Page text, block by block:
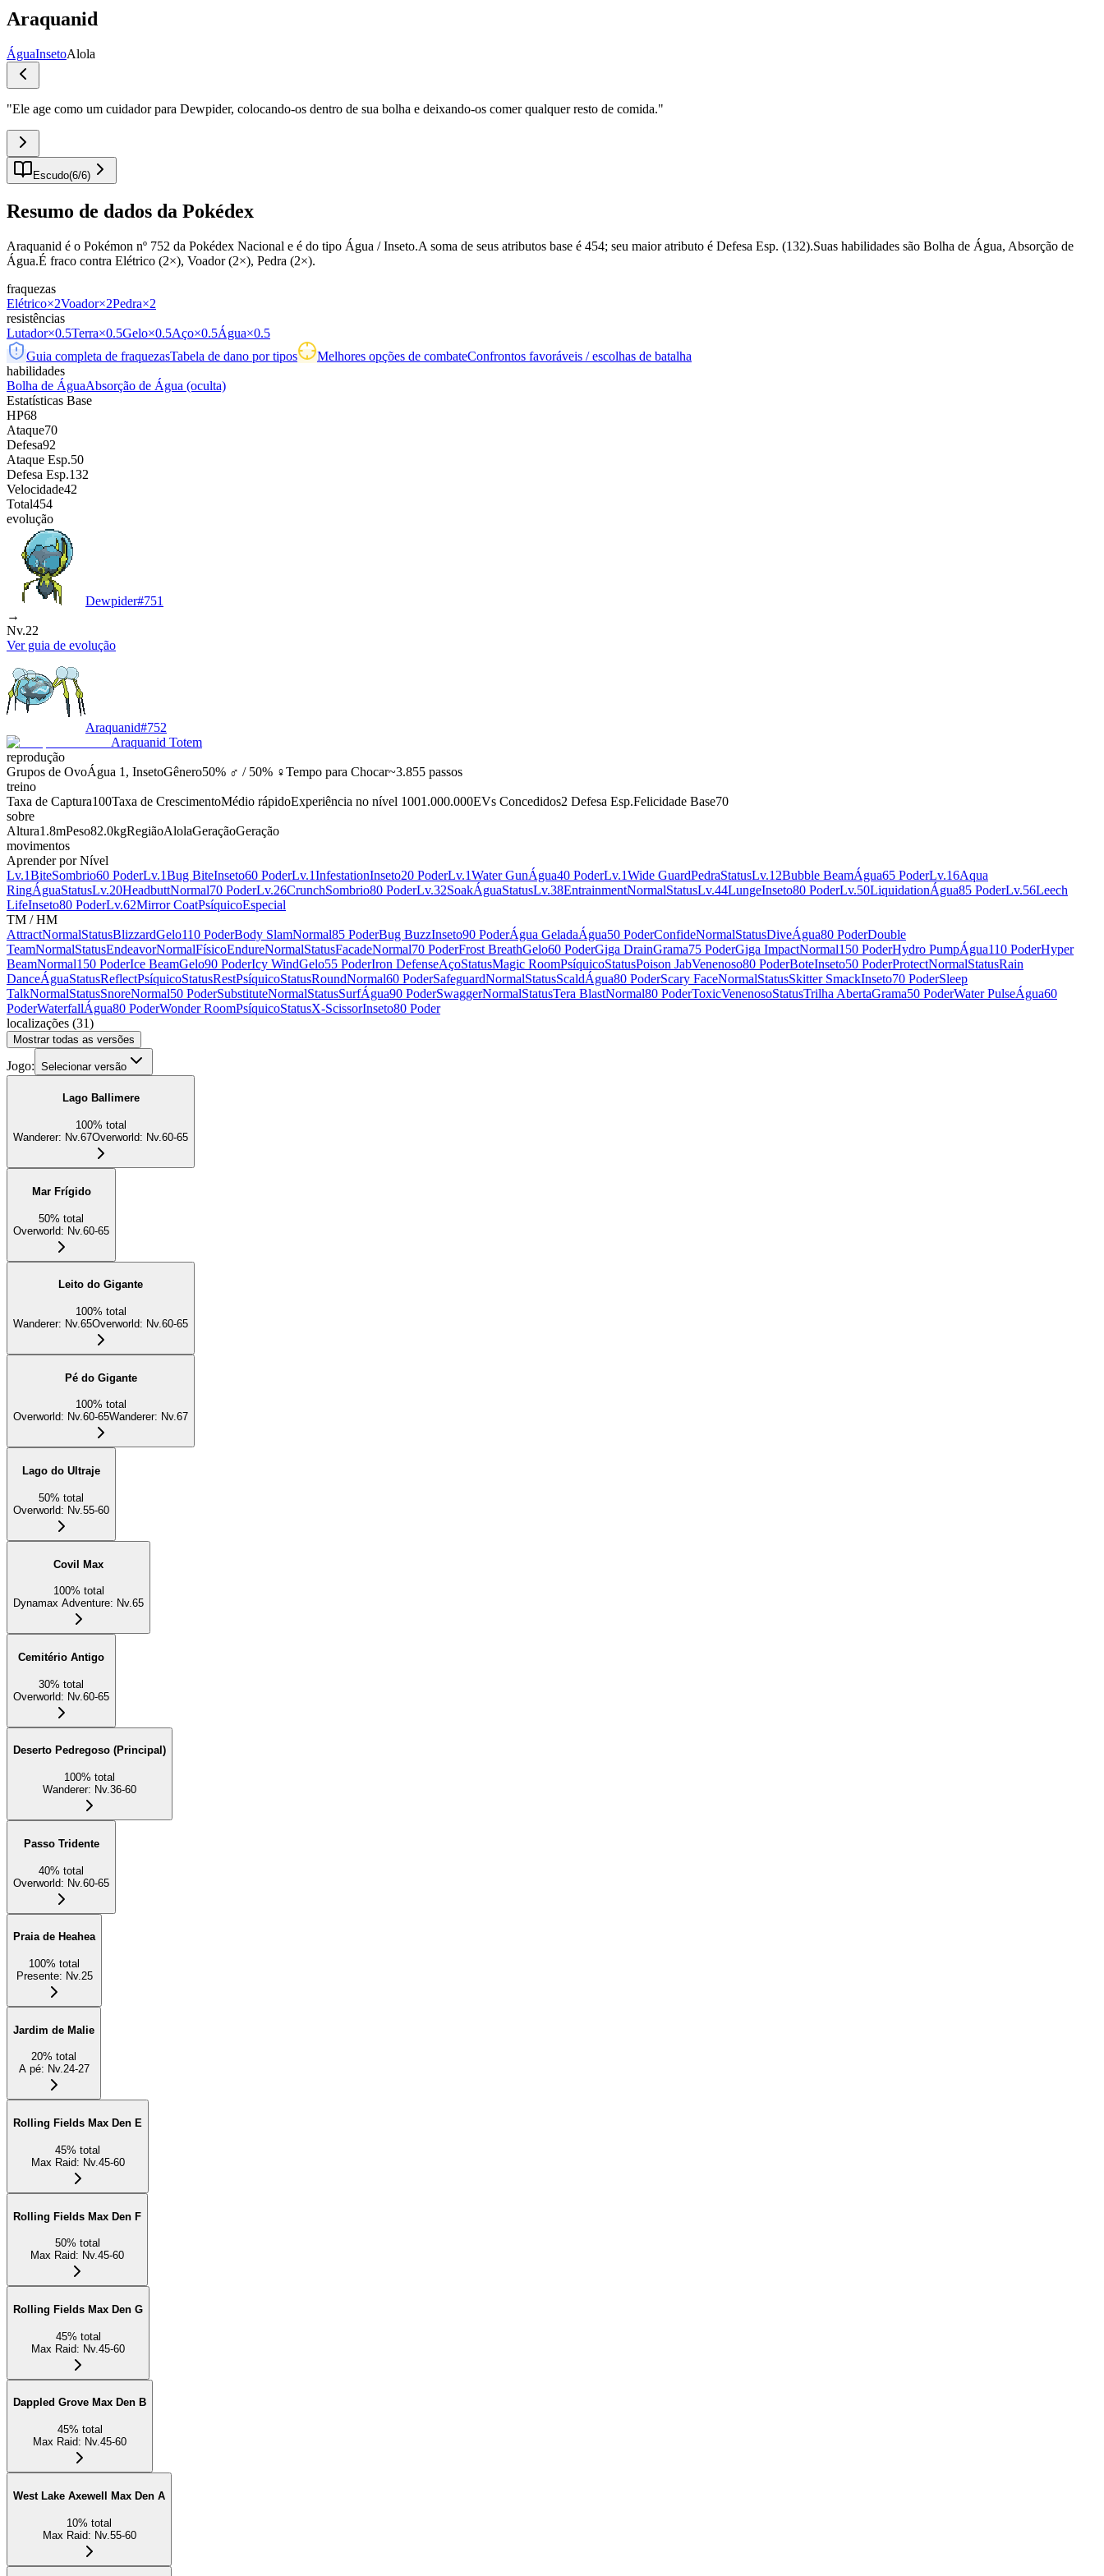
Araquanid
ÁguaInsetoAlola
"Ele age como um cuidador para Dewpider, colocando-os dentro de sua bolha e deixando-os comer qualquer resto de comida."
Escudo(6/6)
Resumo de dados da Pokédex
Araquanid é o Pokémon nº 752 da Pokédex Nacional e é do tipo Água / Inseto.A soma de seus atributos base é 454; seu maior atributo é Defesa Esp. (132).Suas habilidades são Bolha de Água, Absorção de
Água.É fraco contra Elétrico (2×), Voador (2×), Pedra (2×).
fraquezas
Elétrico×2Voador×2Pedra×2
resistências
Lutador×0.5Terra×0.5Gelo×0.5Aço×0.5Água×0.5
Guia completa de fraquezasTabela de dano por tipos Melhores opções de combateConfrontos favoráveis / escolhas de batalha
habilidades
Bolha de ÁguaAbsorção de Água (oculta)
Estatísticas Base
HP68
Ataque70
Defesa92
Ataque Esp.50
Defesa Esp.132
Velocidade42
Total454
evolução
Dewpider#751
→
Nv.22
Ver guia de evolução
Araquanid#752
Araquanid Totem
reprodução
Grupos de OvoÁgua 1, InsetoGênero50% ♂ / 50% ♀Tempo para Chocar~3.855 passos
treino
Taxa de Captura100Taxa de CrescimentoMédio rápidoExperiência no nível 1001.000.000EVs Concedidos2 Defesa Esp.Felicidade Base70
sobre
Altura1.8mPeso82.0kgRegiãoAlolaGeraçãoGeração
movimentos
Aprender por Nível
Lv.1BiteSombrio60 PoderLv.1Bug BiteInseto60 PoderLv.1InfestationInseto20 PoderLv.1Water GunÁgua40 PoderLv.1Wide GuardPedraStatusLv.12Bubble BeamÁgua65 PoderLv.16Aqua
RingÁguaStatusLv.20HeadbuttNormal70 PoderLv.26CrunchSombrio80 PoderLv.32SoakÁguaStatusLv.38EntrainmentNormalStatusLv.44LungeInseto80 PoderLv.50LiquidationÁgua85 PoderLv.56Leech
LifeInseto80 PoderLv.62Mirror CoatPsíquicoEspecial
TM / HM
AttractNormalStatusBlizzardGelo110 PoderBody SlamNormal85 PoderBug BuzzInseto90 PoderÁgua GeladaÁgua50 PoderConfideNormalStatusDiveÁgua80 PoderDouble
TeamNormalStatusEndeavorNormalFísicoEndureNormalStatusFacadeNormal70 PoderFrost BreathGelo60 PoderGiga DrainGrama75 PoderGiga ImpactNormal150 PoderHydro PumpÁgua110 PoderHyper
BeamNormal150 PoderIce BeamGelo90 PoderIcy WindGelo55 PoderIron DefenseAçoStatusMagic RoomPsíquicoStatusPoison JabVenenoso80 PoderBoteInseto50 PoderProtectNormalStatusRain
DanceÁguaStatusReflectPsíquicoStatusRestPsíquicoStatusRoundNormal60 PoderSafeguardNormalStatusScaldÁgua80 PoderScary FaceNormalStatusSkitter SmackInseto70 PoderSleep
TalkNormalStatusSnoreNormal50 PoderSubstituteNormalStatusSurfÁgua90 PoderSwaggerNormalStatusTera BlastNormal80 PoderToxicVenenosoStatusTrilha AbertaGrama50 PoderWater PulseÁgua60
PoderWaterfallÁgua80 PoderWonder RoomPsíquicoStatusX-ScissorInseto80 Poder
localizações (31)
Mostrar todas as versões
Jogo: Selecionar versão
Lago Ballimere
100% total
Wanderer: Nv.67Overworld: Nv.60-65
Mar Frígido
50% total
Overworld: Nv.60-65
Leito do Gigante
100% total
Wanderer: Nv.65Overworld: Nv.60-65
Pé do Gigante
100% total
Overworld: Nv.60-65Wanderer: Nv.67
Lago do Ultraje
50% total
Overworld: Nv.55-60
Covil Max
100% total
Dynamax Adventure: Nv.65
Cemitério Antigo
30% total
Overworld: Nv.60-65
Deserto Pedregoso (Principal)
100% total
Wanderer: Nv.36-60
Passo Tridente
40% total
Overworld: Nv.60-65
Praia de Heahea
100% total
Presente: Nv.25
Jardim de Malie
20% total
A pé: Nv.24-27
Rolling Fields Max Den E
45% total
Max Raid: Nv.45-60
Rolling Fields Max Den F
50% total
Max Raid: Nv.45-60
Rolling Fields Max Den G
45% total
Max Raid: Nv.45-60
Dappled Grove Max Den B
45% total
Max Raid: Nv.45-60
West Lake Axewell Max Den A
10% total
Max Raid: Nv.55-60